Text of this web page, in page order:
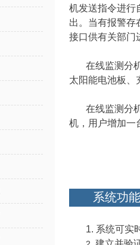
机发送指令进行
出。当有报警存
接口供有关部门
在线监测分
太阳能电池板、
在线监测分
机，用户增加一
系统功能
1. 系统可实